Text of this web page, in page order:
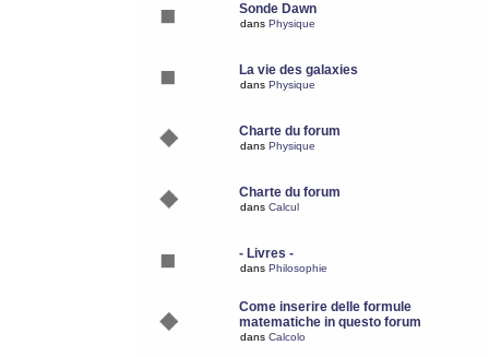
Sonde Dawn
dans Physique
La vie des galaxies
dans Physique
Charte du forum
dans Physique
Charte du forum
dans Calcul
- Livres -
dans Philosophie
Come inserire delle formule
matematiche in questo forum
dans Calcolo